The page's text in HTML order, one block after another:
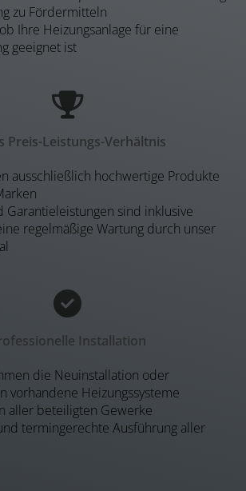
zu Fördermitteln
Ihre Heizungsanlage für eine
geeignet ist
Preis-Leistungs-Verhältnis
ausschließlich hochwertige Produkte
Garantieleistungen sind inklusive
regelmäßige Wartung durch unser
Installation
die Neuinstallation oder
vorhandene Heizungssysteme
aller beteiligten Gewerke
termingerechte Ausführung aller